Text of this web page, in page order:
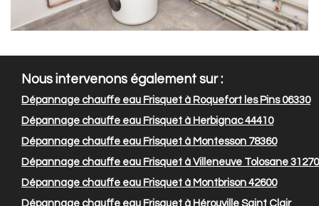
Nous intervenons également sur :
Dépannage chauffe eau Frisquet à Roquefort les Pins 06330
Dépannage chauffe eau Frisquet à Herbignac 44410
Dépannage chauffe eau Frisquet à Montesson 78360
Dépannage chauffe eau Frisquet à Villeneuve Tolosane 31270
Dépannage chauffe eau Frisquet à Montbrison 42600
Dépannage chauffe eau Frisquet à Hérouville Saint Clair